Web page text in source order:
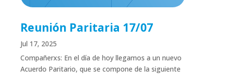
Reunión Paritaria 17/07
Jul 17, 2025
Compañerxs: En el día de hoy llegamos a un nuevo
Acuerdo Paritario, que se compone de la siguiente